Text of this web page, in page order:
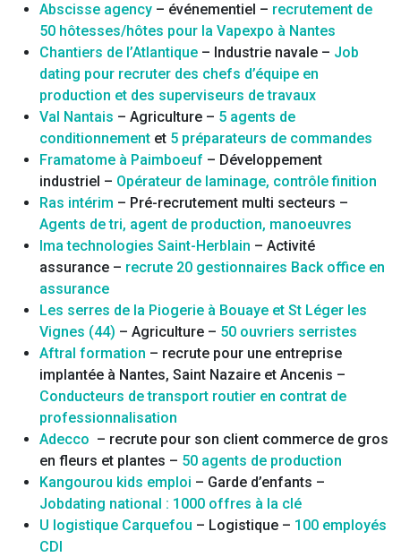
Abscisse agency – événementiel – recrutement de
50 hôtesses/hôtes pour la Vapexpo à Nantes
Chantiers de l’Atlantique – Industrie navale – Job
dating pour recruter des chefs d’équipe en
production et des superviseurs de travaux
Val Nantais – Agriculture – 5 agents de
conditionnement et 5 préparateurs de commandes
Framatome à Paimboeuf – Développement
industriel – Opérateur de laminage, contrôle finition
Ras intérim – Pré-recrutement multi secteurs –
Agents de tri, agent de production, manoeuvres
Ima technologies Saint-Herblain – Activité
assurance – recrute 20 gestionnaires Back office en
assurance
Les serres de la Piogerie à Bouaye et St Léger les
Vignes (44) – Agriculture – 50 ouvriers serristes
Aftral formation – recrute pour une entreprise
implantée à Nantes, Saint Nazaire et Ancenis –
Conducteurs de transport routier en contrat de
professionnalisation
Adecco – recrute pour son client commerce de gros
en fleurs et plantes – 50 agents de production
Kangourou kids emploi – Garde d’enfants –
Jobdating national : 1000 offres à la clé
U logistique Carquefou – Logistique – 100 employés
CDI